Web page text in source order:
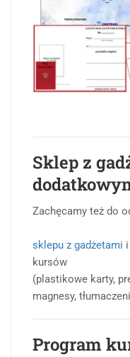
Sklep z
Zachęcamy też do
sklepu z gadżetami
kursów
(plastikowe karty,
magnesy,
Program